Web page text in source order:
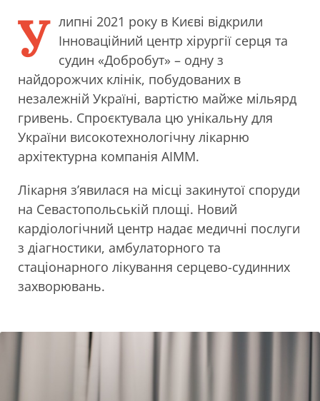
У липні 2021 року в Києві відкрили
Інноваційний центр хірургії серця та
судин «Добробут» – одну з
найдорожчих клінік, побудованих в
незалежній Україні, вартістю майже мільярд
гривень. Спроєктувала цю унікальну для
України високотехнологічну лікарню
архітектурна компанія AIMM.
Лікарня з’явилася на місці закинутої споруди
на Севастопольській площі. Новий
кардіологічний центр надає медичні послуги
з діагностики, амбулаторного та
стаціонарного лікування серцево-судинних
захворювань.